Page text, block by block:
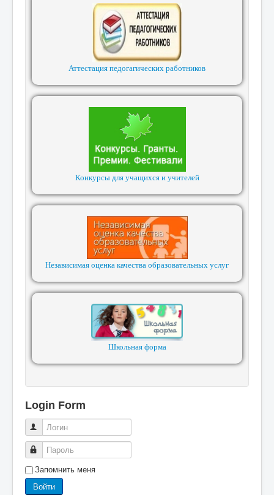
Аттестация педогагических работников
Конкурсы для учащихся и учителей
Независимая оценка качества образовательных услуг
Школьная форма
Login Form
Логин
Пароль
Запомнить меня
Войти